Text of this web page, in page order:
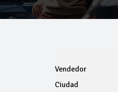
Vendedor
Ciudad